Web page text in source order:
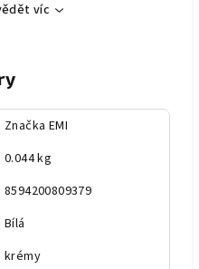
víc
Značka EMI
0.044 kg
8594200809379
Bílá
krémy